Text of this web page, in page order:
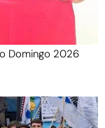
Domingo 2026